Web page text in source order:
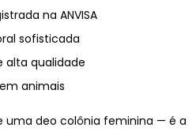
na ANVISA
sofisticada
alta qualidade
animais
uma deo colônia feminina — é a